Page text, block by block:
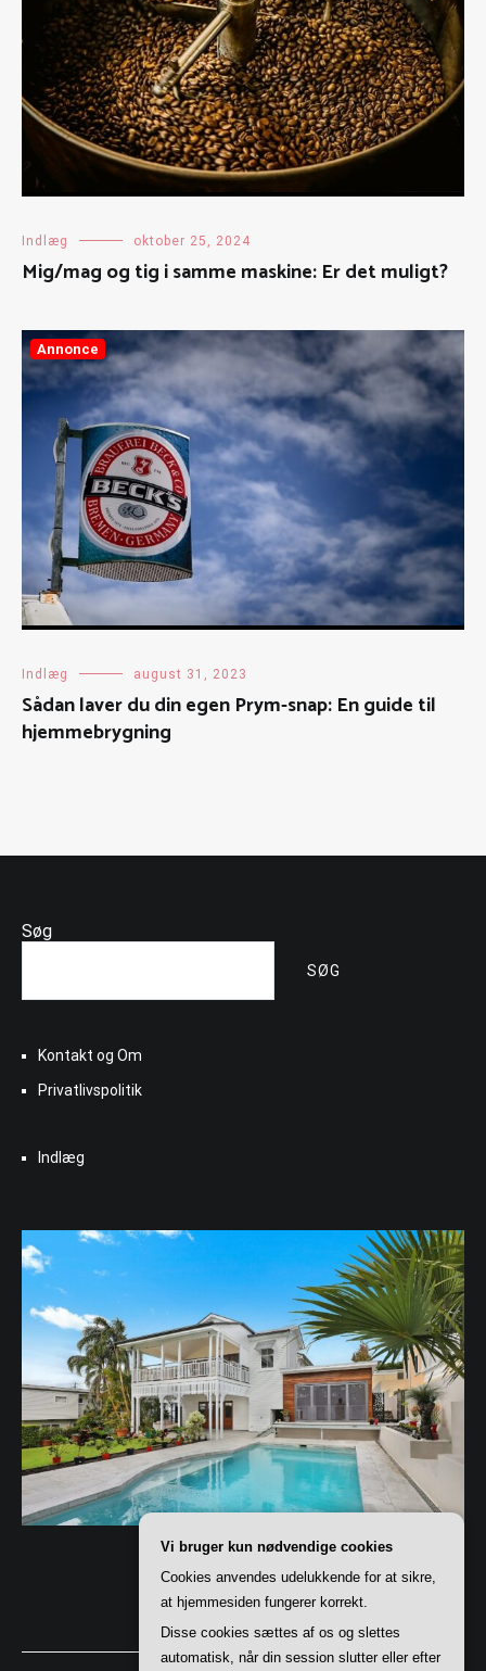
Indlæg oktober 25, 2024
Mig/mag og tig i samme maskine: Er det muligt?
Annonce
Indlæg august 31, 2023
Sådan laver du din egen Prym-snap: En guide til
hjemmebrygning
Søg
SØG
Kontakt og Om
Privatlivspolitik
Indlæg
Vi bruger kun nødvendige cookies
Cookies anvendes udelukkende for at sikre,
at hjemmesiden fungerer korrekt.
Disse cookies sættes af os og slettes
automatisk, når din session slutter eller efter